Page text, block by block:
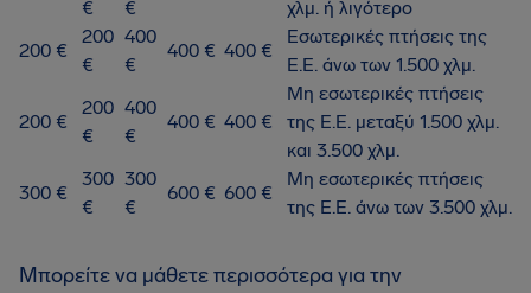
€ €
χλμ. ή λιγότερο
200 €
200
€
400
€
400 € 400 €
Εσωτερικές πτήσεις της
Ε.Ε. άνω των 1.500 χλμ.
200 €
200
€
400
€
400 € 400 €
Μη εσωτερικές πτήσεις
της Ε.Ε. μεταξύ 1.500 χλμ.
και 3.500 χλμ.
300 €
300
€
300
€
600 € 600 €
Μη εσωτερικές πτήσεις
της Ε.Ε. άνω των 3.500 χλμ.
Μπορείτε να μάθετε περισσότερα για την